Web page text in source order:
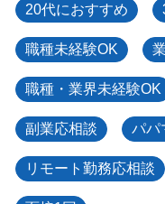
20代におすすめ
職種未経験OK
職種・業界未経験OK
副業応相談 パパ
リモート勤務応相談